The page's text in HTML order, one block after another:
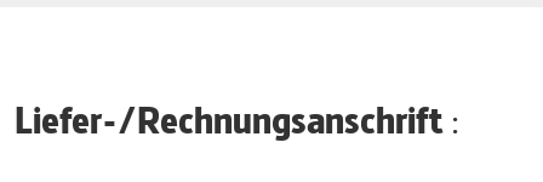
Liefer-/Rechnungsanschrift :